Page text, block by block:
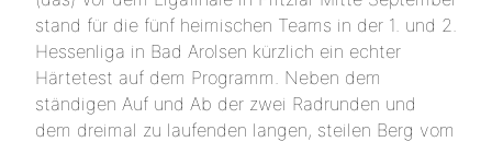
stand für die fünf heimischen Teams in der 1. und 2.
Hessenliga in Bad Arolsen kürzlich ein echter
Härtetest auf dem Programm. Neben dem
ständigen Auf und Ab der zwei Radrunden und
dem dreimal zu laufenden langen, steilen Berg vom